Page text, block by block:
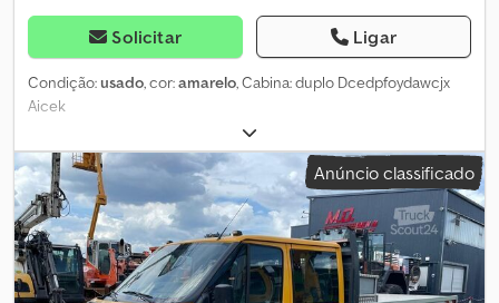
Solicitar Ligar
Condição:usado, cor:amarelo, Cabina: duplo Dcedpfoydawcjx
Aicek
Anúncio classificado